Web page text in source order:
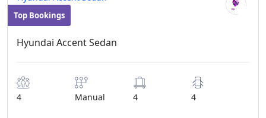
Top Bookings
Convertibles
Hyundai Accent Sedan
4 Manual 4 4